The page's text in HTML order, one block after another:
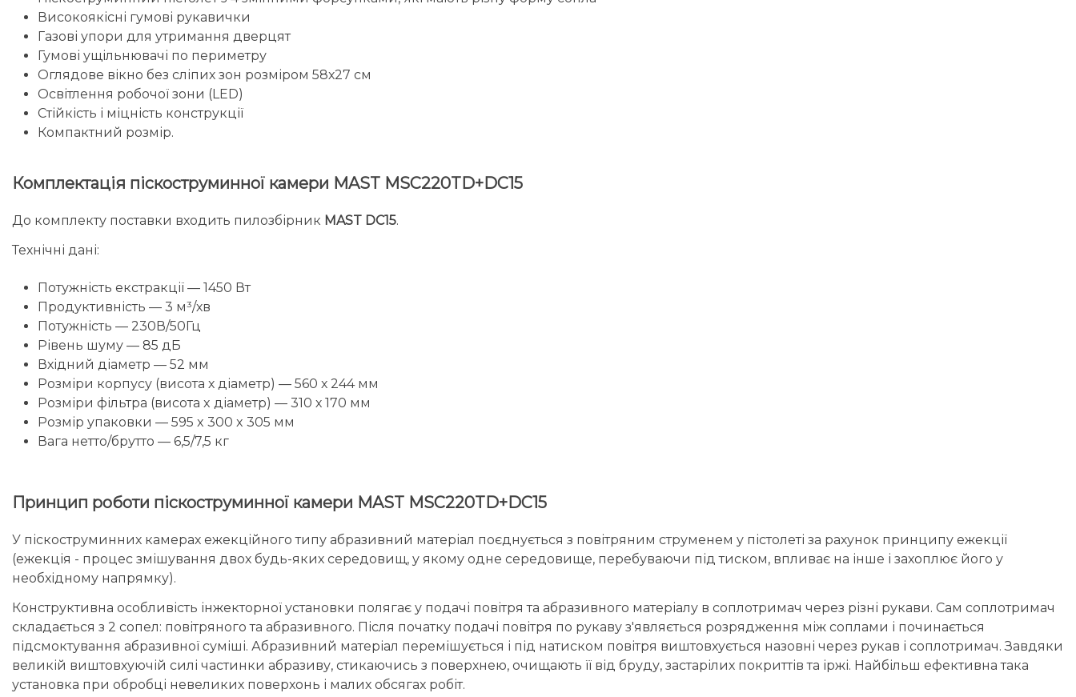
Високоякісні гумові рукавички
Газові упори для утримання дверцят
Гумові ущільнювачі по периметру
Оглядове вікно без сліпих зон розміром 58х27 см
Освітлення робочої зони (LED)
Стійкість і міцність конструкції
Компактний розмір.
Комплектація піскоструминної камери MAST MSC220TD+DC15
До комплекту поставки входить пилозбірник MAST DC15.
Технічні дані:
Потужність екстракції — 1450 Вт
Продуктивність — 3 м³/хв
Потужність — 230В/50Гц
Рівень шуму — 85 дБ
Вхідний діаметр — 52 мм
Розміри корпусу (висота х діаметр) — 560 х 244 мм
Розміри фільтра (висота x діаметр) — 310 х 170 мм
Розмір упаковки — 595 x 300 x 305 мм
Вага нетто/брутто — 6,5/7,5 кг
Принцип роботи піскоструминної камери MAST MSC220TD+DC15
У піскоструминних камерах ежекційного типу абразивний матеріал поєднується з повітряним струменем у пістолеті за рахунок принципу ежекції
(ежекція - процес змішування двох будь-яких середовищ, у якому одне середовище, перебуваючи під тиском, впливає на інше і захоплює його у
необхідному напрямку).
Конструктивна особливість інжекторної установки полягає у подачі повітря та абразивного матеріалу в соплотримач через різні рукави. Сам соплотримач
складається з 2 сопел: повітряного та абразивного. Після початку подачі повітря по рукаву з'являється розрядження між соплами і починається
підсмоктування абразивної суміші. Абразивний матеріал перемішується і під натиском повітря виштовхується назовні через рукав і соплотримач. Завдяки
великій виштовхуючій силі частинки абразиву, стикаючись з поверхнею, очищають її від бруду, застарілих покриттів та іржі. Найбільш ефективна така
установка при обробці невеликих поверхонь і малих обсягах робіт.